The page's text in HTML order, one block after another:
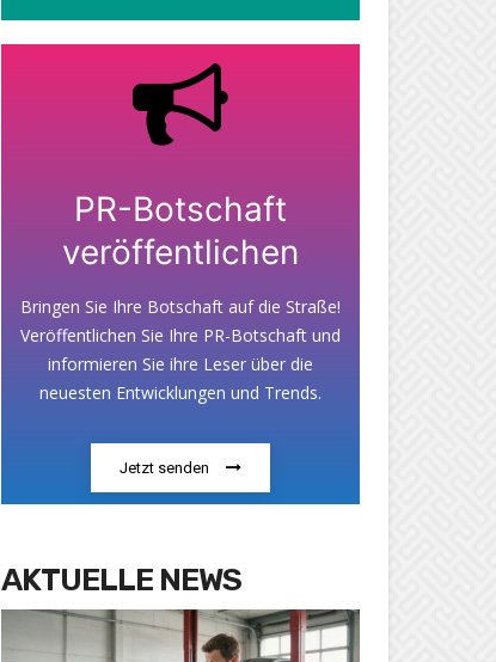
PR-Botschaft
veröffentlichen
Bringen Sie Ihre Botschaft auf die Straße!
Veröffentlichen Sie Ihre PR-Botschaft und
informieren Sie ihre Leser über die
neuesten Entwicklungen und Trends.
Jetzt senden
AKTUELLE NEWS